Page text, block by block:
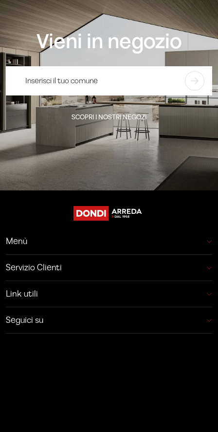
Vieni in negozio
SCOPRI I NOSTRI NEGOZI
Menù
Servizio Clienti
Link utili
Seguici su